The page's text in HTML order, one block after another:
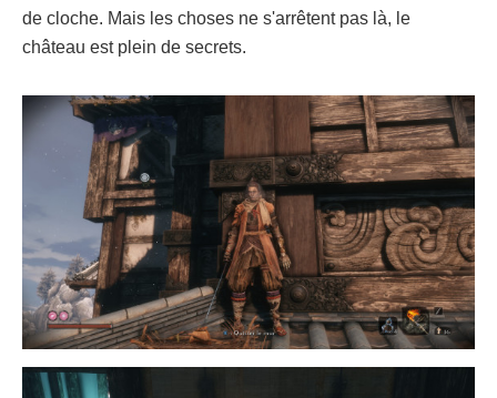
de cloche. Mais les choses ne s'arrêtent pas là, le
château est plein de secrets.